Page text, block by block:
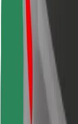
Maabara
Cities
Maeneo
Suluhisho
Viwanja
Maeneo
Msaada